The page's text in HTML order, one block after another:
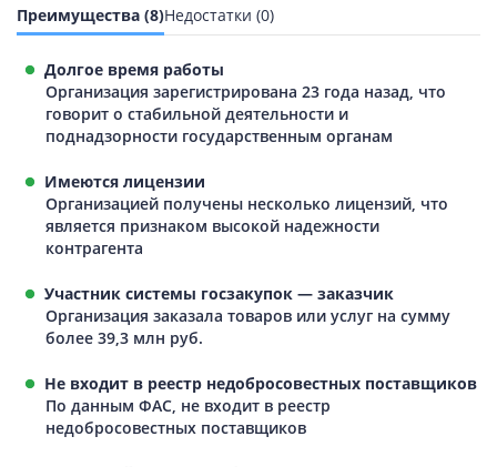
Преимущества (8)Недостатки (0)
Долгое время работы
Организация зарегистрирована 23 года назад, что
говорит о стабильной деятельности и
поднадзорности государственным органам
Имеются лицензии
Организацией получены несколько лицензий, что
является признаком высокой надежности
контрагента
Участник системы госзакупок — заказчик
Организация заказала товаров или услуг на сумму
более 39,3 млн руб.
Не входит в реестр недобросовестных поставщиков
По данным ФАС, не входит в реестр
недобросовестных поставщиков